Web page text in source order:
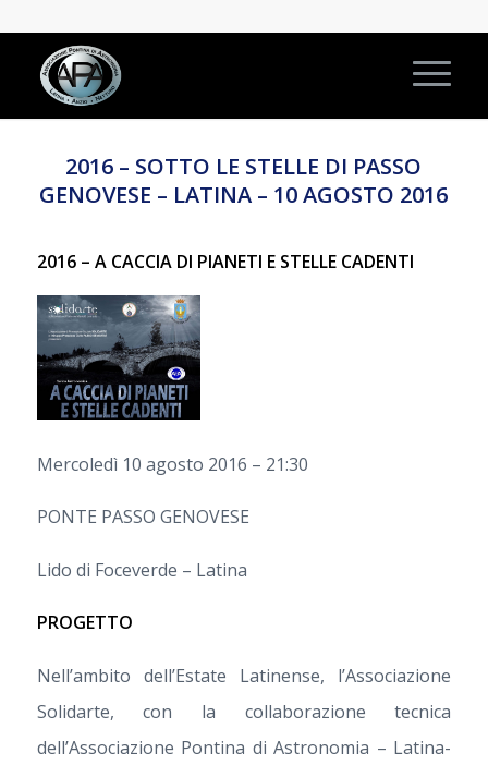
2016 – SOTTO LE STELLE DI PASSO
GENOVESE – LATINA – 10 AGOSTO 2016
2016 – A CACCIA DI PIANETI E STELLE CADENTI
Mercoledì 10 agosto 2016 – 21:30
PONTE PASSO GENOVESE
Lido di Foceverde – Latina
PROGETTO
Nell’ambito dell’Estate Latinense, l’Associazione
Solidarte, con la collaborazione tecnica
dell’Associazione Pontina di Astronomia – Latina-